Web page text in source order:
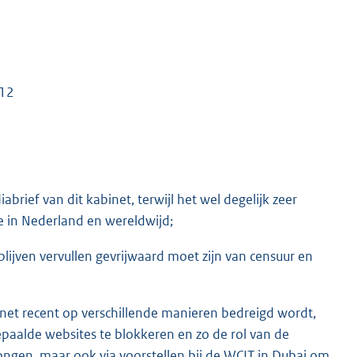
van dit kabinet, terwijl het wel degelijk zeer
in Nederland en wereldwijd;
vervullen gevrijwaard moet zijn van censuur en
recent op verschillende manieren bedreigd wordt,
websites te blokkeren en zo de rol van de